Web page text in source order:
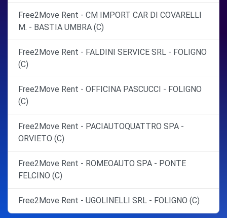
Free2Move Rent - CM IMPORT CAR DI COVARELLI
M. - BASTIA UMBRA (C)
Free2Move Rent - FALDINI SERVICE SRL - FOLIGNO
(C)
Free2Move Rent - OFFICINA PASCUCCI - FOLIGNO
(C)
Free2Move Rent - PACIAUTOQUATTRO SPA -
ORVIETO (C)
Free2Move Rent - ROMEOAUTO SPA - PONTE
FELCINO (C)
Free2Move Rent - UGOLINELLI SRL - FOLIGNO (C)